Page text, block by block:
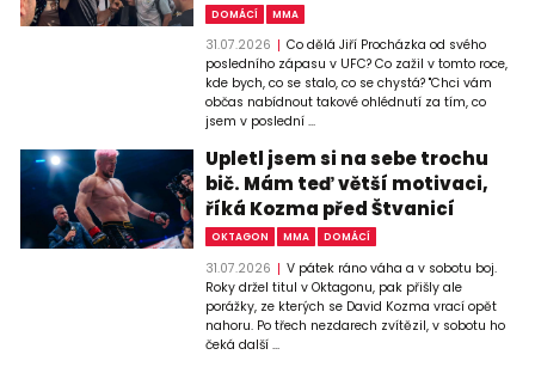
DOMÁCÍ MMA
31.07.2026
Co dělá Jiří Procházka od svého
posledního zápasu v UFC? Co zažil v tomto roce,
kde bych, co se stalo, co se chystá? "Chci vám
občas nabídnout takové ohlédnutí za tím, co
jsem v poslední ...
Upletl jsem si na sebe trochu
bič. Mám teď větší motivaci,
říká Kozma před Štvanicí
OKTAGON MMA DOMÁCÍ
31.07.2026
V pátek ráno váha a v sobotu boj.
Roky držel titul v Oktagonu, pak přišly ale
porážky, ze kterých se David Kozma vrací opět
nahoru. Po třech nezdarech zvítězil, v sobotu ho
čeká další ...